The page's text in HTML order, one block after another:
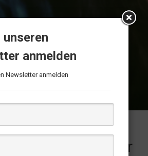
9. Mai 2015 in der
anmelden
Newsletter anmelden